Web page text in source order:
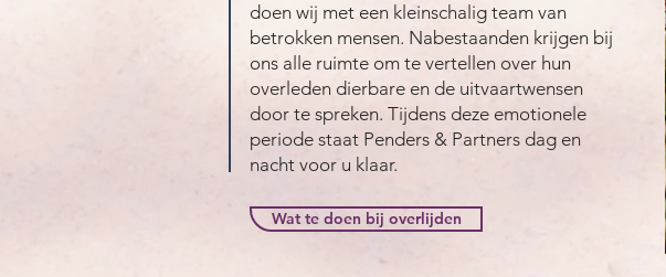
doen wij met een kleinschalig team van
betrokken mensen. Nabestaanden krijgen bij
ons alle ruimte om te vertellen over hun
overleden dierbare en de uitvaartwensen
door te spreken. Tijdens deze emotionele
periode staat Penders & Partners dag en
nacht voor u klaar.
Wat te doen bij overlijden